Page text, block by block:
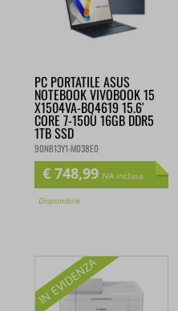
PC PORTATILE ASUS
NOTEBOOK VIVOBOOK 15
X1504VA-BQ4619 15.6′
CORE 7-150U 16GB DDR5
1TB SSD
90NB13Y1-M038E0
€ 748,99 IVA inclusa
Disponibile